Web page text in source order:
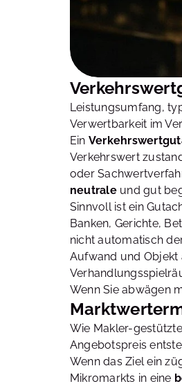
Leistungsumfang,
Verwertbarkeit im
Ein
Verkehrswert
oder
neutraleund gut
Sinnvoll ist ein
Banken, Gerichte,
nicht automatisch
Aufwand und Objekt
Wenn Sie abwägen
Wie Makler-
Angebotspreis
Wenn das Ziel ein
Mikromarkts in eine